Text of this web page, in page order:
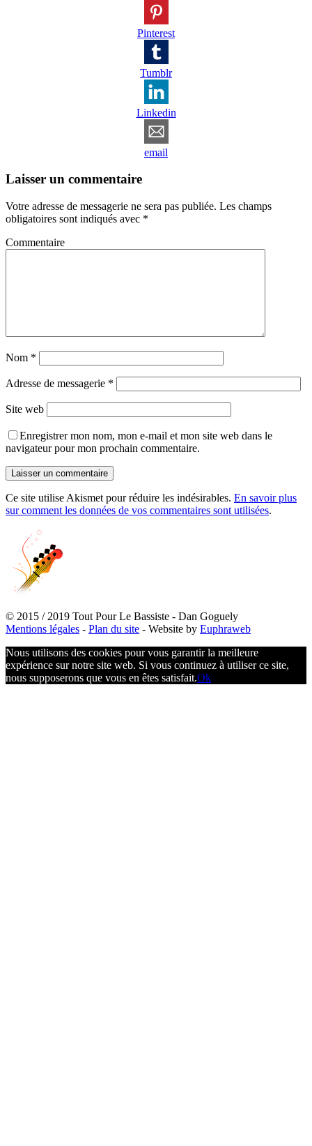
Pinterest
Tumblr
Linkedin
email
Laisser un commentaire
Votre adresse de messagerie ne sera pas publiée. Les champs
obligatoires sont indiqués avec *
Commentaire
Nom *
Adresse de messagerie *
Site web
Enregistrer mon nom, mon e-mail et mon site web dans le
navigateur pour mon prochain commentaire.
Ce site utilise Akismet pour réduire les indésirables. En savoir plus
sur comment les données de vos commentaires sont utilisées.
© 2015 / 2019 Tout Pour Le Bassiste - Dan Goguely
Mentions légales - Plan du site - Website by Euphraweb
Nous utilisons des cookies pour vous garantir la meilleure
expérience sur notre site web. Si vous continuez à utiliser ce site,
nous supposerons que vous en êtes satisfait.Ok